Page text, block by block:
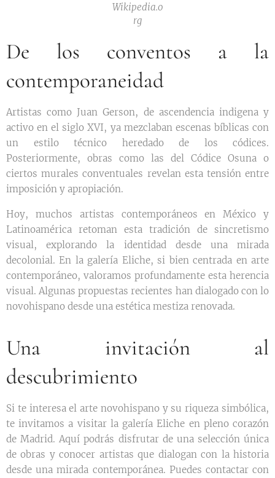
Wikipedia.o
rg
De los conventos a la
contemporaneidad
Artistas como Juan Gerson, de ascendencia indigena y
activo en el siglo XVI, ya mezclaban escenas bíblicas con
un estilo técnico heredado de los códices.
Posteriormente, obras como las del Códice Osuna o
ciertos murales conventuales revelan esta tensión entre
imposición y apropiación.
Hoy, muchos artistas contemporáneos en México y
Latinoamérica retoman esta tradición de sincretismo
visual, explorando la identidad desde una mirada
decolonial. En la galería Eliche, si bien centrada en arte
contemporáneo, valoramos profundamente esta herencia
visual. Algunas propuestas recientes han dialogado con lo
novohispano desde una estética mestiza renovada.
Una invitación al
descubrimiento
Si te interesa el arte novohispano y su riqueza simbólica,
te invitamos a visitar la galería Eliche en pleno corazón
de Madrid. Aquí podrás disfrutar de una selección única
de obras y conocer artistas que dialogan con la historia
desde una mirada contemporánea. Puedes contactar con